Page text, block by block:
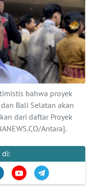
bahwa proyek
Bali Selatan akan
dari daftar Proyek
Antara].
di: